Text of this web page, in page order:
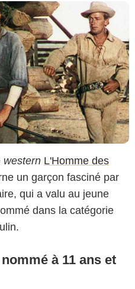
western L'Homme des
un garçon fasciné par
qui a valu au jeune
dans la catégorie
à 11 ans et